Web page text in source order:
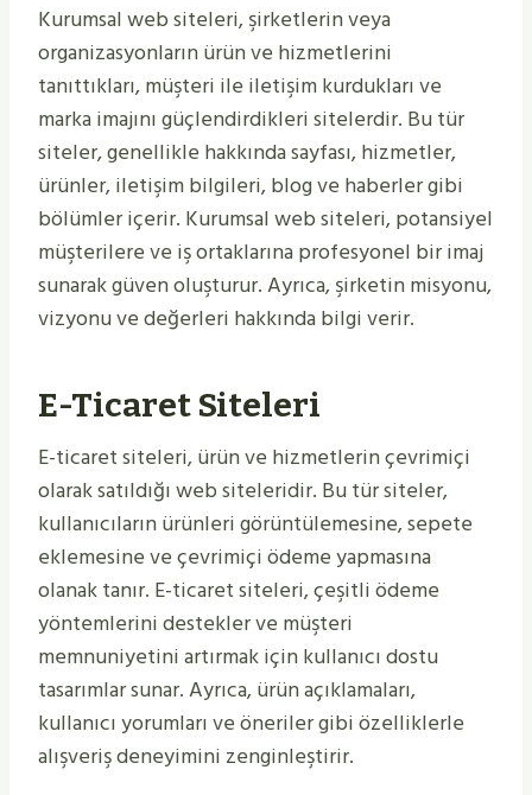
Kurumsal web siteleri, şirketlerin veya
organizasyonların ürün ve hizmetlerini
tanıttıkları, müşteri ile iletişim kurdukları ve
marka imajını güçlendirdikleri sitelerdir. Bu tür
siteler, genellikle hakkında sayfası, hizmetler,
ürünler, iletişim bilgileri, blog ve haberler gibi
bölümler içerir. Kurumsal web siteleri, potansiyel
müşterilere ve iş ortaklarına profesyonel bir imaj
sunarak güven oluşturur. Ayrıca, şirketin misyonu,
vizyonu ve değerleri hakkında bilgi verir.
E-Ticaret Siteleri
E-ticaret siteleri, ürün ve hizmetlerin çevrimiçi
olarak satıldığı web siteleridir. Bu tür siteler,
kullanıcıların ürünleri görüntülemesine, sepete
eklemesine ve çevrimiçi ödeme yapmasına
olanak tanır. E-ticaret siteleri, çeşitli ödeme
yöntemlerini destekler ve müşteri
memnuniyetini artırmak için kullanıcı dostu
tasarımlar sunar. Ayrıca, ürün açıklamaları,
kullanıcı yorumları ve öneriler gibi özelliklerle
alışveriş deneyimini zenginleştirir.